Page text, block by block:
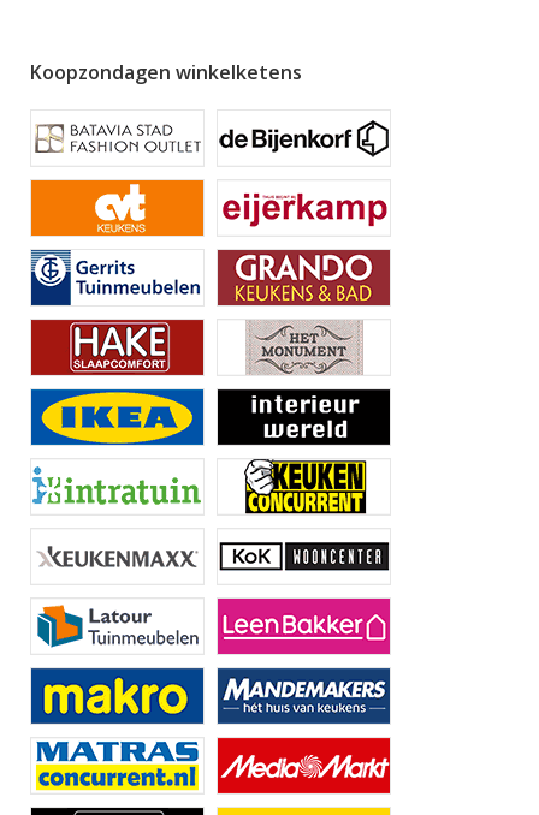
Koopzondagen winkelketens